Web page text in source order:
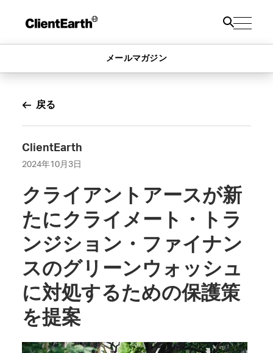
メールマガジン
ClientEarth
2024年10月3日
戻る
クライアントアースが新
たにクライメート・トラ
ンジション・ファイナン
スのグリーンウォッシュ
に対処するための保護策
を提案